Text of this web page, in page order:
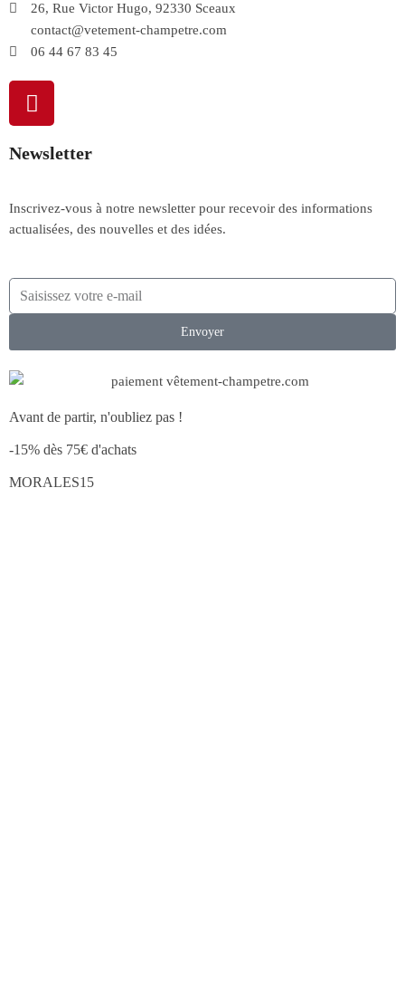
26, Rue Victor Hugo, 92330 Sceaux
contact@vetement-champetre.com
06 44 67 83 45
Newsletter
Inscrivez-vous à notre newsletter pour recevoir des informations
actualisées, des nouvelles et des idées.
Envoyer
Avant de partir, n'oubliez pas !
-15% dès 75€ d'achats
MORALES15